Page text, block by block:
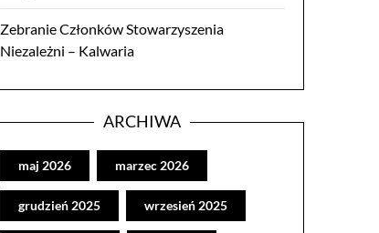
Zebranie Członków Stowarzyszenia
Niezależni – Kalwaria
ARCHIWA
maj 2026 marzec 2026
grudzień 2025 wrzesień 2025